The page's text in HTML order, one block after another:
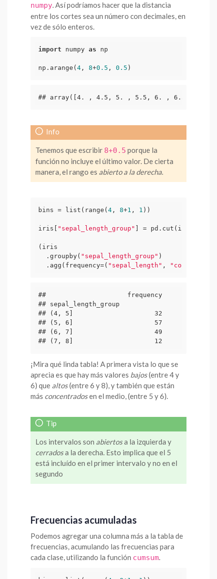
numpy. Así podríamos hacer que la distancia
entre los cortes sea un número con decimales, en
vez de sólo enteros.
import numpy as np
np.arange(4 , 8+0.5 , 0.5 )
## array([4. , 4.5, 5. , 5.5, 6. , 6.5, 7. ,
Tenemos que escribir 8+0.5 porque la
función no incluye el último valor. De cierta
manera, el rango es abierto a la derecha.
bins = list(range(4 , 8+1 , 1 ))
iris[ "sepal_length_group" ] = pd.cut(iris[
(iris
  .groupby(
"sepal_length_group" )
  .agg(frequency=(
"sepal_length" , "count"
##                     frequency
## sepal_length_group
## (4, 5]                     32
## (5, 6]                     57
## (6, 7]                     49
## (7, 8]                     12
¡Mira qué linda tabla! A primera vista lo que se
aprecia es que hay más valores bajos(entre 4 y
6) que altos(entre 6 y 8), y también que están
más concentradosen el medio, (entre 5 y 6).
Los intervalos son abiertosa la izquierda y
cerradosa la derecha. Esto implica que el 5
está incluído en el primer intervalo y no en el
segundo
Frecuencias acumuladas
Podemos agregar una columna más a la tabla de
frecuencias, acumulando las frecuencias para
cada clase, utilizando la función cumsum